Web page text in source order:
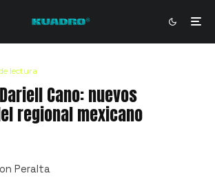
lectura
Cano: nuevos
regional mexicano
Peralta